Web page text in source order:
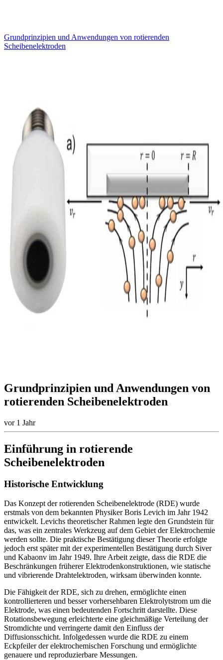
Grundprinzipien und Anwendungen von rotierenden
Scheibenelektroden
Grundprinzipien und Anwendungen von
rotierenden Scheibenelektroden
vor 1 Jahr
Einführung in rotierende
Scheibenelektroden
Historische Entwicklung
Das Konzept der rotierenden Scheibenelektrode (RDE) wurde
erstmals von dem bekannten Physiker Boris Levich im Jahr 1942
entwickelt. Levichs theoretischer Rahmen legte den Grundstein für
das, was ein zentrales Werkzeug auf dem Gebiet der Elektrochemie
werden sollte. Die praktische Bestätigung dieser Theorie erfolgte
jedoch erst später mit der experimentellen Bestätigung durch Siver
und Kabaonv im Jahr 1949. Ihre Arbeit zeigte, dass die RDE die
Beschränkungen früherer Elektrodenkonstruktionen, wie statische
und vibrierende Drahtelektroden, wirksam überwinden konnte.
Die Fähigkeit der RDE, sich zu drehen, ermöglichte einen
kontrollierteren und besser vorhersehbaren Elektrolytstrom um die
Elektrode, was einen bedeutenden Fortschritt darstellte. Diese
Rotationsbewegung erleichterte eine gleichmäßige Verteilung der
Stromdichte und verringerte damit den Einfluss der
Diffusionsschicht. Infolgedessen wurde die RDE zu einem
Eckpfeiler der elektrochemischen Forschung und ermöglichte
genauere und reproduzierbare Messungen.